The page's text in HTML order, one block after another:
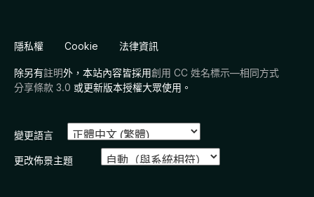
隱私權 Cookie 法律資訊
除另有註明外，本站內容皆採用創用 CC 姓名標示—相同方式
分享條款 3.0 或更新版本授權大眾使用。
變更語言
更改佈景主題